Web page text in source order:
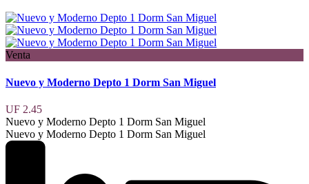
Venta
Nuevo y Moderno Depto 1 Dorm San Miguel
UF 2.45
Nuevo y Moderno Depto 1 Dorm San Miguel
Nuevo y Moderno Depto 1 Dorm San Miguel